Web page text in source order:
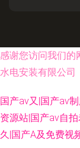
感谢您访问我们的
水电安装有限公司
国产av又|国产av
资源站|国产av自
久|国产A及免费视